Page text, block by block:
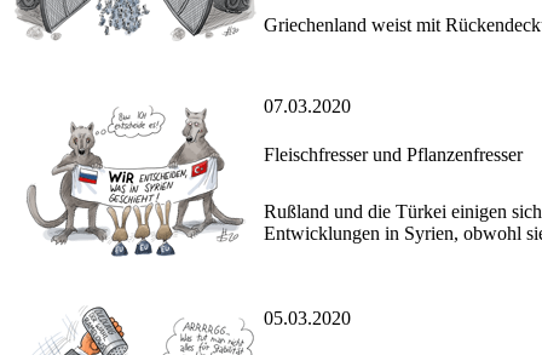
Griechenland weist mit
07.03.2020
Fleischfresser und Pflanzenfresser
Rußland und die Türkei einigen
Entwicklungen in Syrien, obwohl
05.03.2020